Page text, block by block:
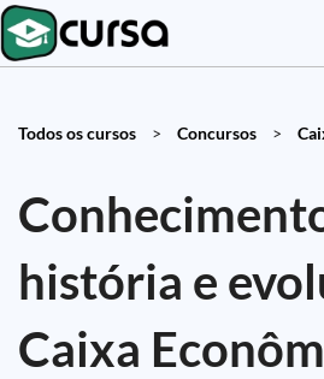
Todos os cursos > Concursos >
história e
Caixa